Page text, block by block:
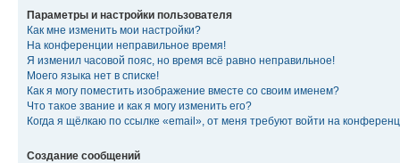
Параметры и настройки пользователя
Как мне изменить мои настройки?
На конференции неправильное время!
Я изменил часовой пояс, но время всё равно неправильное!
Моего языка нет в списке!
Как я могу поместить изображение вместе со своим именем?
Что такое звание и как я могу изменить его?
Когда я щёлкаю по ссылке «email», от меня требуют войти на
Создание сообщений